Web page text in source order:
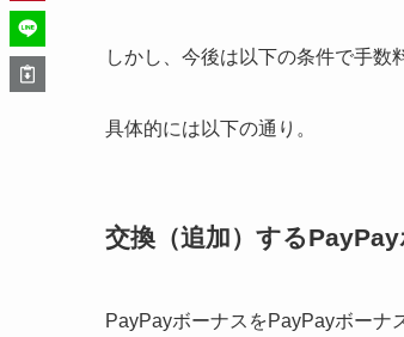
しかし、今後は以下の条件で手数
具体的には以下の通り。
交換（追加）する
PayPayボーナスをPayPayボーナ